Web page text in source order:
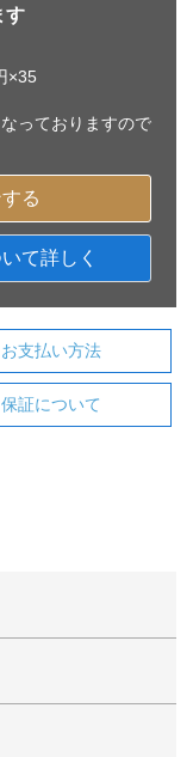
す
×35
っておりますので
る
て詳しく
お支払い方法
保証について